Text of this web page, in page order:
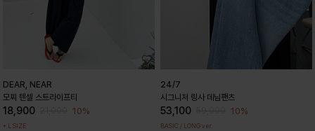
DEAR, NEAR
모찌 텐셀 스트라이프티
18,900 10%
+ L SIZE
24/7
시그니처 링사 데님팬츠
53,100 10%
BASIC / LONG ver.